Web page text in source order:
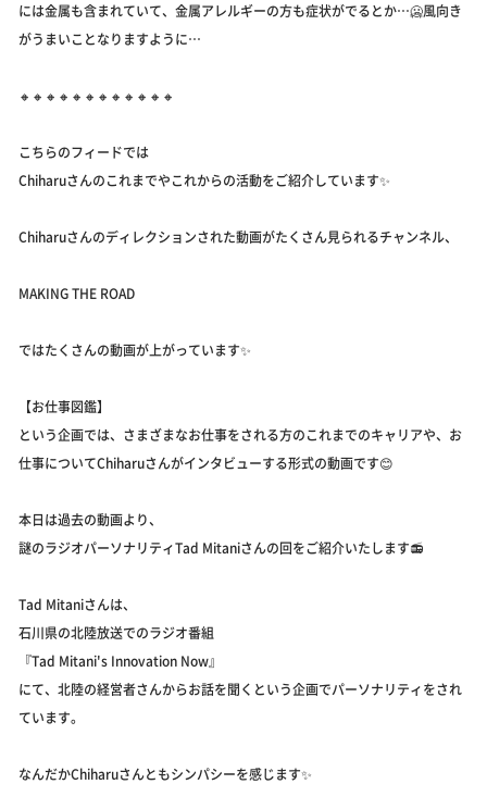
には金属も含まれていて、金属アレルギーの方も症状がでるとか…🥶風向き
がうまいことなりますように…
🔸🔸🔸🔸🔸🔸🔸🔸🔸🔸🔸🔸
こちらのフィードでは
Chiharuさんのこれまでやこれからの活動をご紹介しています✨
Chiharuさんのディレクションされた動画がたくさん見られるチャンネル、
MAKING THE ROAD
ではたくさんの動画が上がっています✨
【お仕事図鑑】
という企画では、さまざまなお仕事をされる方のこれまでのキャリアや、お
仕事についてChiharuさんがインタビューする形式の動画です😊
本日は過去の動画より、
謎のラジオパーソナリティTad Mitaniさんの回をご紹介いたします📻
Tad Mitaniさんは、
石川県の北陸放送でのラジオ番組
『Tad Mitani's Innovation Now』
にて、北陸の経営者さんからお話を聞くという企画でパーソナリティをされ
ています。
なんだかChiharuさんともシンパシーを感じます✨